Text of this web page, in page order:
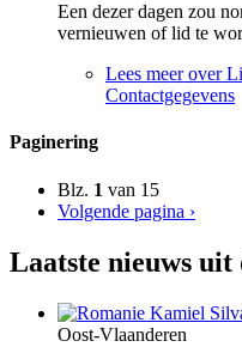
Een dezer dagen zou
vernieuwen of lid te
Lees meerover
Contactgegevens
Paginering
Blz. 1 van 15
Volgende pagina ›
Laatste nieuws uit
Oost-Vlaanderen